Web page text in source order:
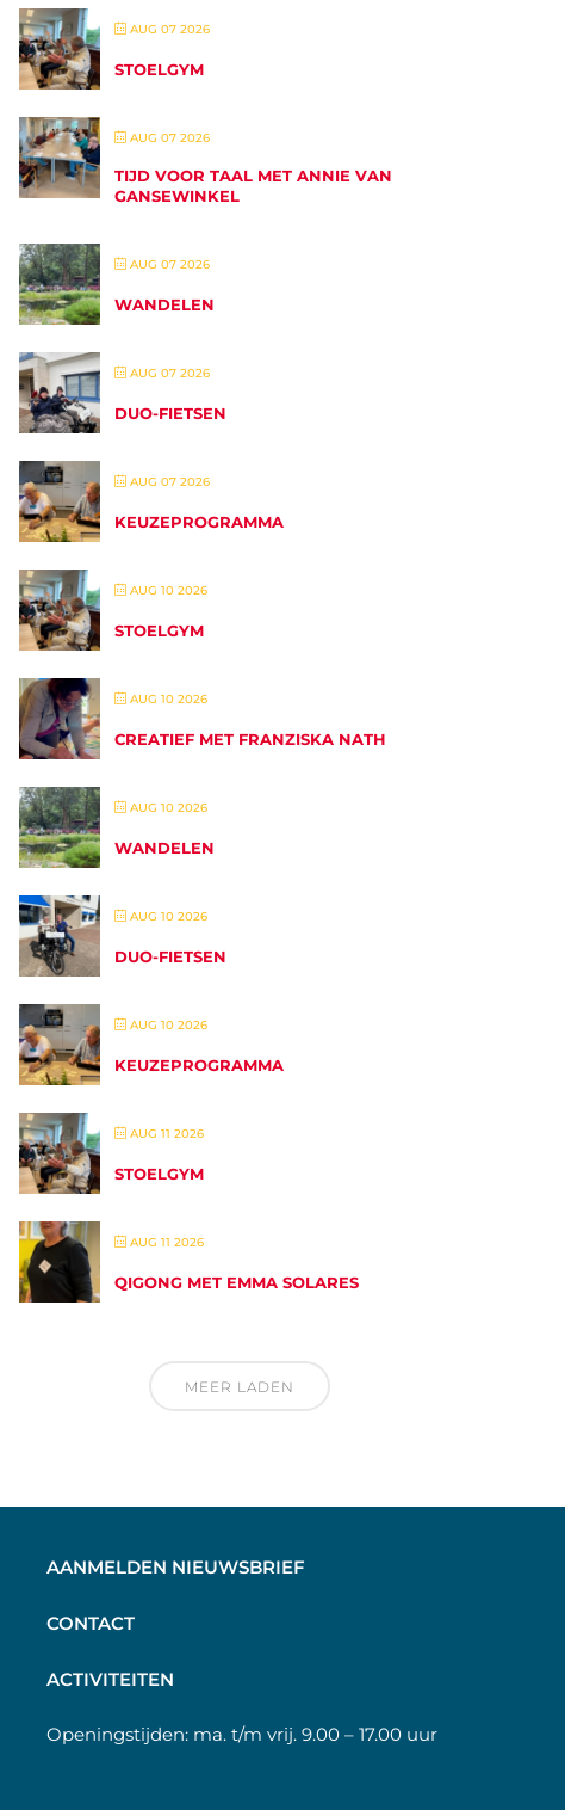
AUG 07 2026
STOELGYM
AUG 07 2026
TIJD VOOR TAAL MET ANNIE VAN
GANSEWINKEL
AUG 07 2026
WANDELEN
AUG 07 2026
DUO-FIETSEN
AUG 07 2026
KEUZEPROGRAMMA
AUG 10 2026
STOELGYM
AUG 10 2026
CREATIEF MET FRANZISKA NATH
AUG 10 2026
WANDELEN
AUG 10 2026
DUO-FIETSEN
AUG 10 2026
KEUZEPROGRAMMA
AUG 11 2026
STOELGYM
AUG 11 2026
QIGONG MET EMMA SOLARES
MEER LADEN
AANMELDEN NIEUWSBRIEF
CONTACT
ACTIVITEITEN
Openingstijden: ma. t/m vrij. 9.00 – 17.00 uur